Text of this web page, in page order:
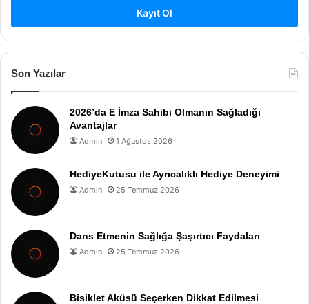
Kayıt Ol
Son Yazılar
2026’da E İmza Sahibi Olmanın Sağladığı
Avantajlar
Admin 1 Ağustos 2026
HediyeKutusu ile Ayrıcalıklı Hediye Deneyimi
Admin 25 Temmuz 2026
Dans Etmenin Sağlığa Şaşırtıcı Faydaları
Admin 25 Temmuz 2026
Bisiklet Aküsü Seçerken Dikkat Edilmesi